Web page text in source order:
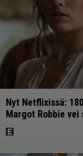
Nyt Netflixissä:
Margot Robbie